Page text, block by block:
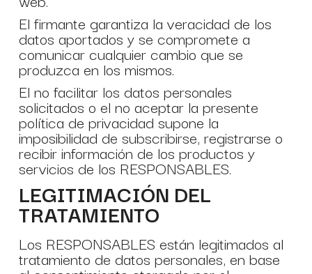
El firmante garantiza la veracidad de los
datos aportados y se compromete a
comunicar cualquier cambio que se
produzca en los mismos.
El no facilitar los datos personales
solicitados o el no aceptar la presente
política de privacidad supone la
imposibilidad de subscribirse, registrarse o
recibir información de los productos y
servicios de los RESPONSABLES.
LEGITIMACIÓN DEL
TRATAMIENTO
Los RESPONSABLES están legitimados al
tratamiento de datos personales, en base